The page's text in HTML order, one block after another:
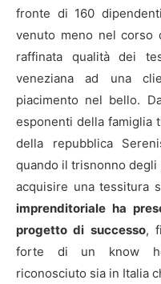
fronte di 160
venuto meno nel corso
raffinata qualità dei
veneziana ad una
piacimento nel bello.
esponenti della famiglia
della repubblica
quando il trisnonno
acquisire una tessitura
imprenditoriale ha
progetto di successo,
forte di un know
riconosciuto sia in Italia